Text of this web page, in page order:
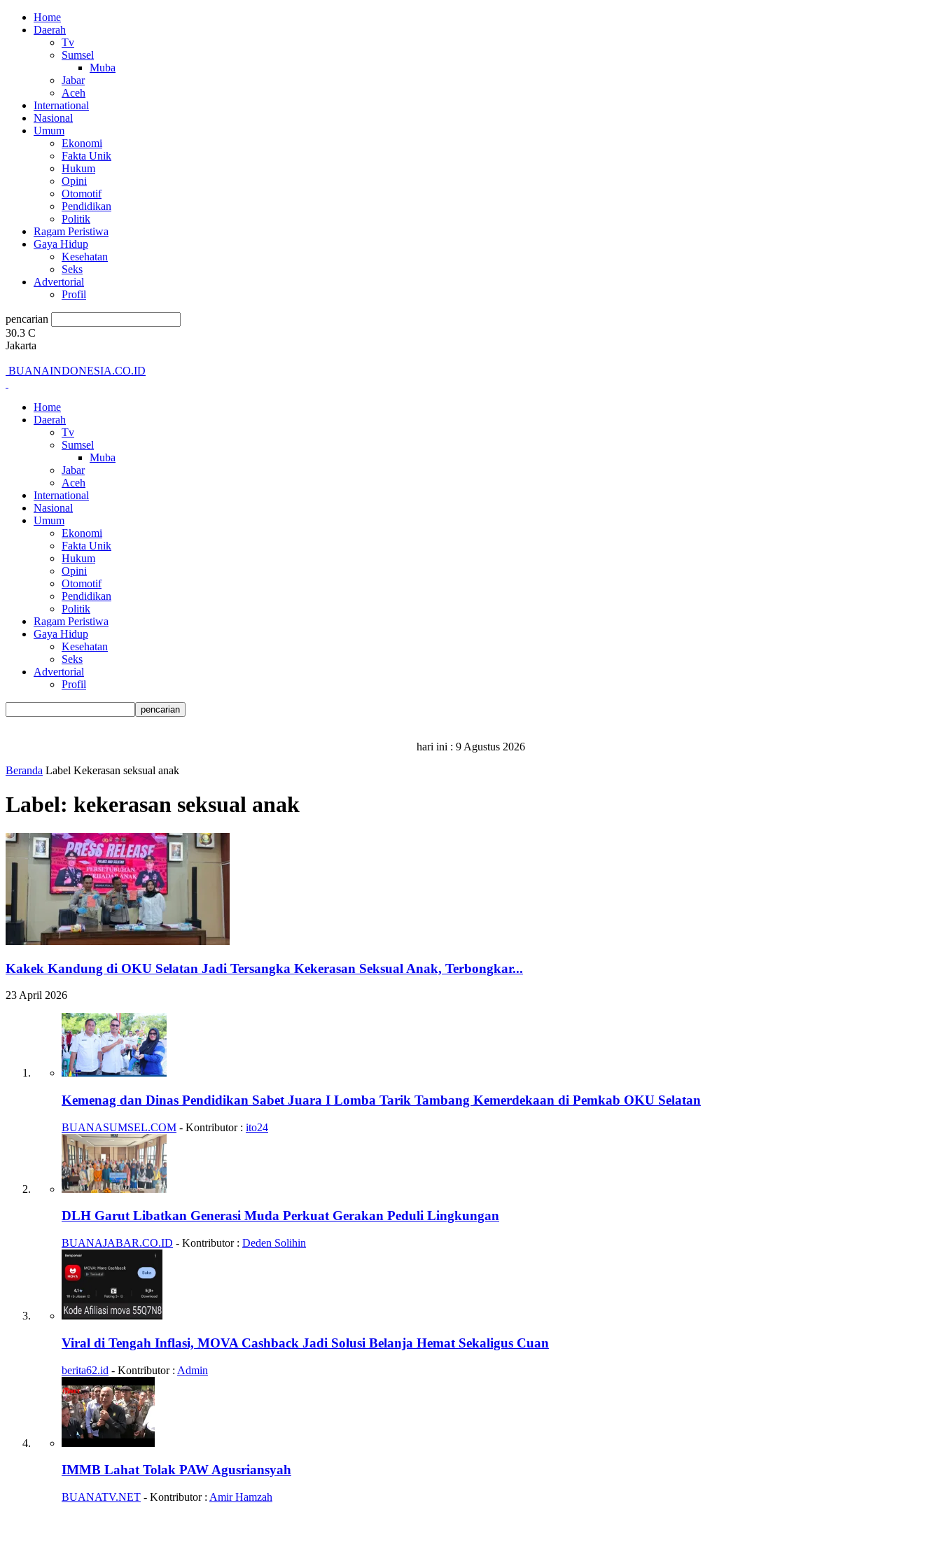
Home
Daerah
Tv
Sumsel
Muba
Jabar
Aceh
International
Nasional
Umum
Ekonomi
Fakta Unik
Hukum
Opini
Otomotif
Pendidikan
Politik
Ragam Peristiwa
Gaya Hidup
Kesehatan
Seks
Advertorial
Profil
pencarian
30.3 C
Jakarta
BUANAINDONESIA.CO.ID
Home
Daerah
Tv
Sumsel
Muba
Jabar
Aceh
International
Nasional
Umum
Ekonomi
Fakta Unik
Hukum
Opini
Otomotif
Pendidikan
Politik
Ragam Peristiwa
Gaya Hidup
Kesehatan
Seks
Advertorial
Profil
hari ini : 9 Agustus 2026
Beranda Label Kekerasan seksual anak
Label: kekerasan seksual anak
Kakek Kandung di OKU Selatan Jadi Tersangka Kekerasan Seksual Anak, Terbongkar...
23 April 2026
Kemenag dan Dinas Pendidikan Sabet Juara I Lomba Tarik Tambang Kemerdekaan di Pemkab OKU Selatan
BUANASUMSEL.COM - Kontributor : ito24
DLH Garut Libatkan Generasi Muda Perkuat Gerakan Peduli Lingkungan
BUANAJABAR.CO.ID - Kontributor : Deden Solihin
Viral di Tengah Inflasi, MOVA Cashback Jadi Solusi Belanja Hemat Sekaligus Cuan
berita62.id - Kontributor : Admin
IMMB Lahat Tolak PAW Agusriansyah
BUANATV.NET - Kontributor : Amir Hamzah